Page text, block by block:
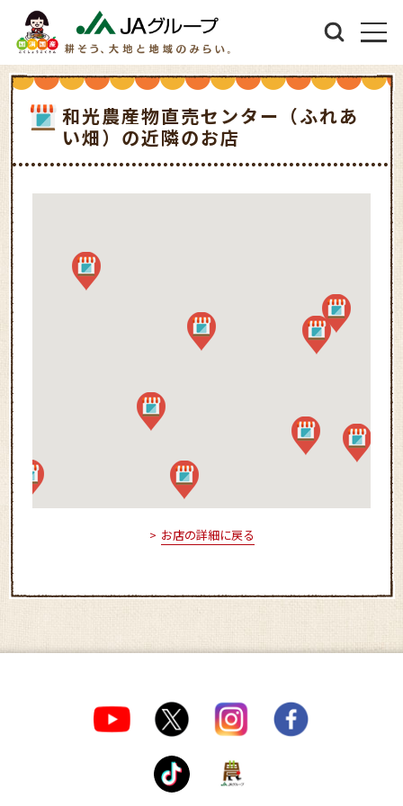
和光農産物直売センター（ふれあ
い畑）の近隣のお店
お店の詳細に戻る